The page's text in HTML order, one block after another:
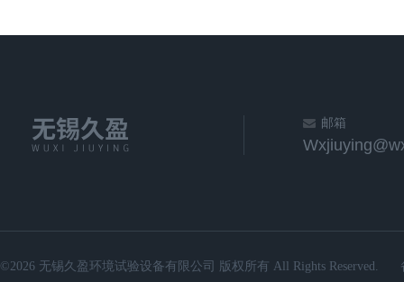
邮箱
©2026 无锡久盈环境试验设备有限公司 版权所有 All Rights Reserved.